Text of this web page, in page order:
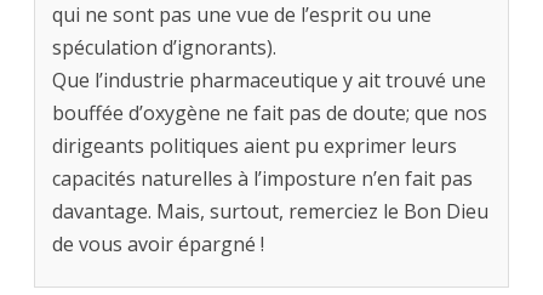
qui ne sont pas une vue de l’esprit ou une
spéculation d’ignorants).
Que l’industrie pharmaceutique y ait trouvé une
bouffée d’oxygène ne fait pas de doute; que nos
dirigeants politiques aient pu exprimer leurs
capacités naturelles à l’imposture n’en fait pas
davantage. Mais, surtout, remerciez le Bon Dieu
de vous avoir épargné !